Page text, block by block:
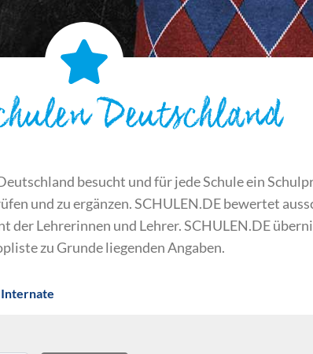
Deutschland
besucht und für jede Schule ein
und zu ergänzen. SCHULEN.DE bewertet
der Lehrerinnen und Lehrer. SCHULEN.DE
zu Grunde liegenden Angaben.
Internate